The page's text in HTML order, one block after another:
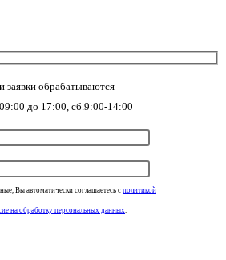
заявки обрабатываются
до 17:00, сб.9:00-14:00
Вы автоматически соглашаетесь с политикой
на обработку персональных данных.